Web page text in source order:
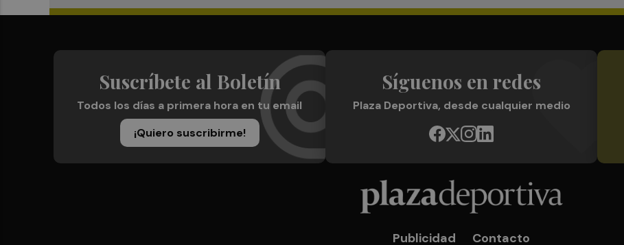
Suscríbete al Boletín
Todos los días a primera hora en tu email
¡Quiero suscribirme!
Síguenos en redes
Plaza Deportiva, desde cualquier medio
Publicidad Contacto